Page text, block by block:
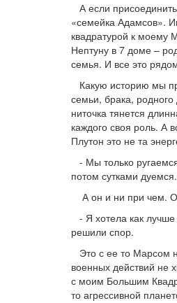
А если
«семейка Адамсов».
квадратурой к моему
Нептуну в 7 доме –
семья. И все это
Какую историю мы
семьи, брака,
ниточка тянется
каждого своя роль. А
Плутон это не та
- Мы только
потом сутками дуемся.
А он и ни при чем.
- Я хотела как
решили спор.
Это с ее то Марсом
военных действий не
с моим Большим
то агрессивной